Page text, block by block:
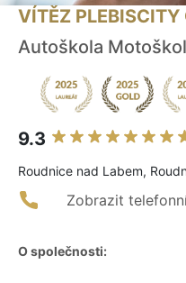
VÍTĚZ PLEBISCITY
Autoškola
9.3
Roudnice nad Labem,
Zobrazit
O společnosti: